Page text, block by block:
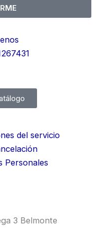
del servicio
Personales
3 Belmonte